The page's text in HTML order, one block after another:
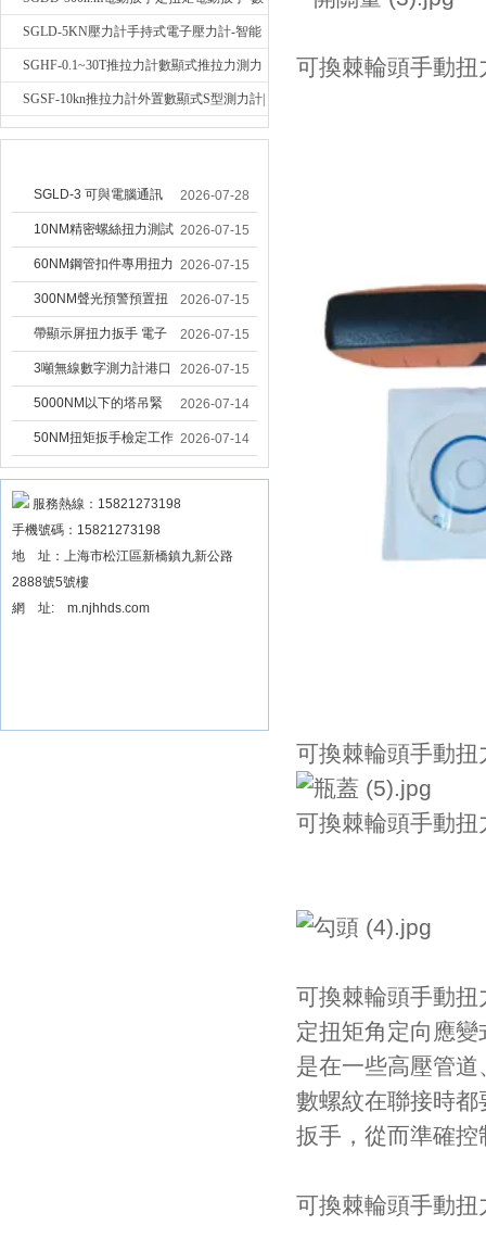
顯式電動定扭力矩扳手
SGLD-5KN壓力計手持式電子壓力計-智能
電子式壓力測力計
SGHF-0.1~30T推拉力計數顯式推拉力測力
計-數字拉壓力雙向測力儀
SGSF-10kn推拉力計外置數顯式S型測力計|
手持連線式拉壓力計
SGLD-3 可與電腦通訊
的無線測力計 0.03-3T化
工行業用遙控式推拉力
計
2026-07-28
10NM精密螺絲扭力測試
專用扭矩扳手,產線質檢
螺絲扭力專用扳手廠家
2026-07-15
60NM鋼管扣件專用扭力
扳手 腳手架扭力檢測扳
手 工地扣件扭矩扳手品
牌
2026-07-15
300NM聲光預警預置扭
力扳手 工業緊固專用數
顯扭力工具廠家
2026-07-15
帶顯示屏扭力扳手 電子
數顯扭力扳手 20NM精
準可調力矩扳手品牌
2026-07-15
3噸無線數字測力計港口
吊裝專用
2026-07-15
5000NM以下的塔吊緊
固大扭力電動扳手 塔機
安裝電動扳手廠家
2026-07-14
50NM扭矩扳手檢定工作
臺 高精度扭力校準設備
扳手精度檢定設備廠家
2026-07-14
服務熱線：15821273198
手機號碼：15821273198
地 址：上海市松江區新橋鎮九新公路
2888號5號樓
網 址: m.njhhds.com
可換棘輪頭手動扭
可換棘輪頭手動
可換棘輪頭手動
可換棘輪頭手動扭
定扭矩角定向應變
是在一些高壓管道
數螺紋在聯接時
扳手，從而準確控
可換棘輪頭手動